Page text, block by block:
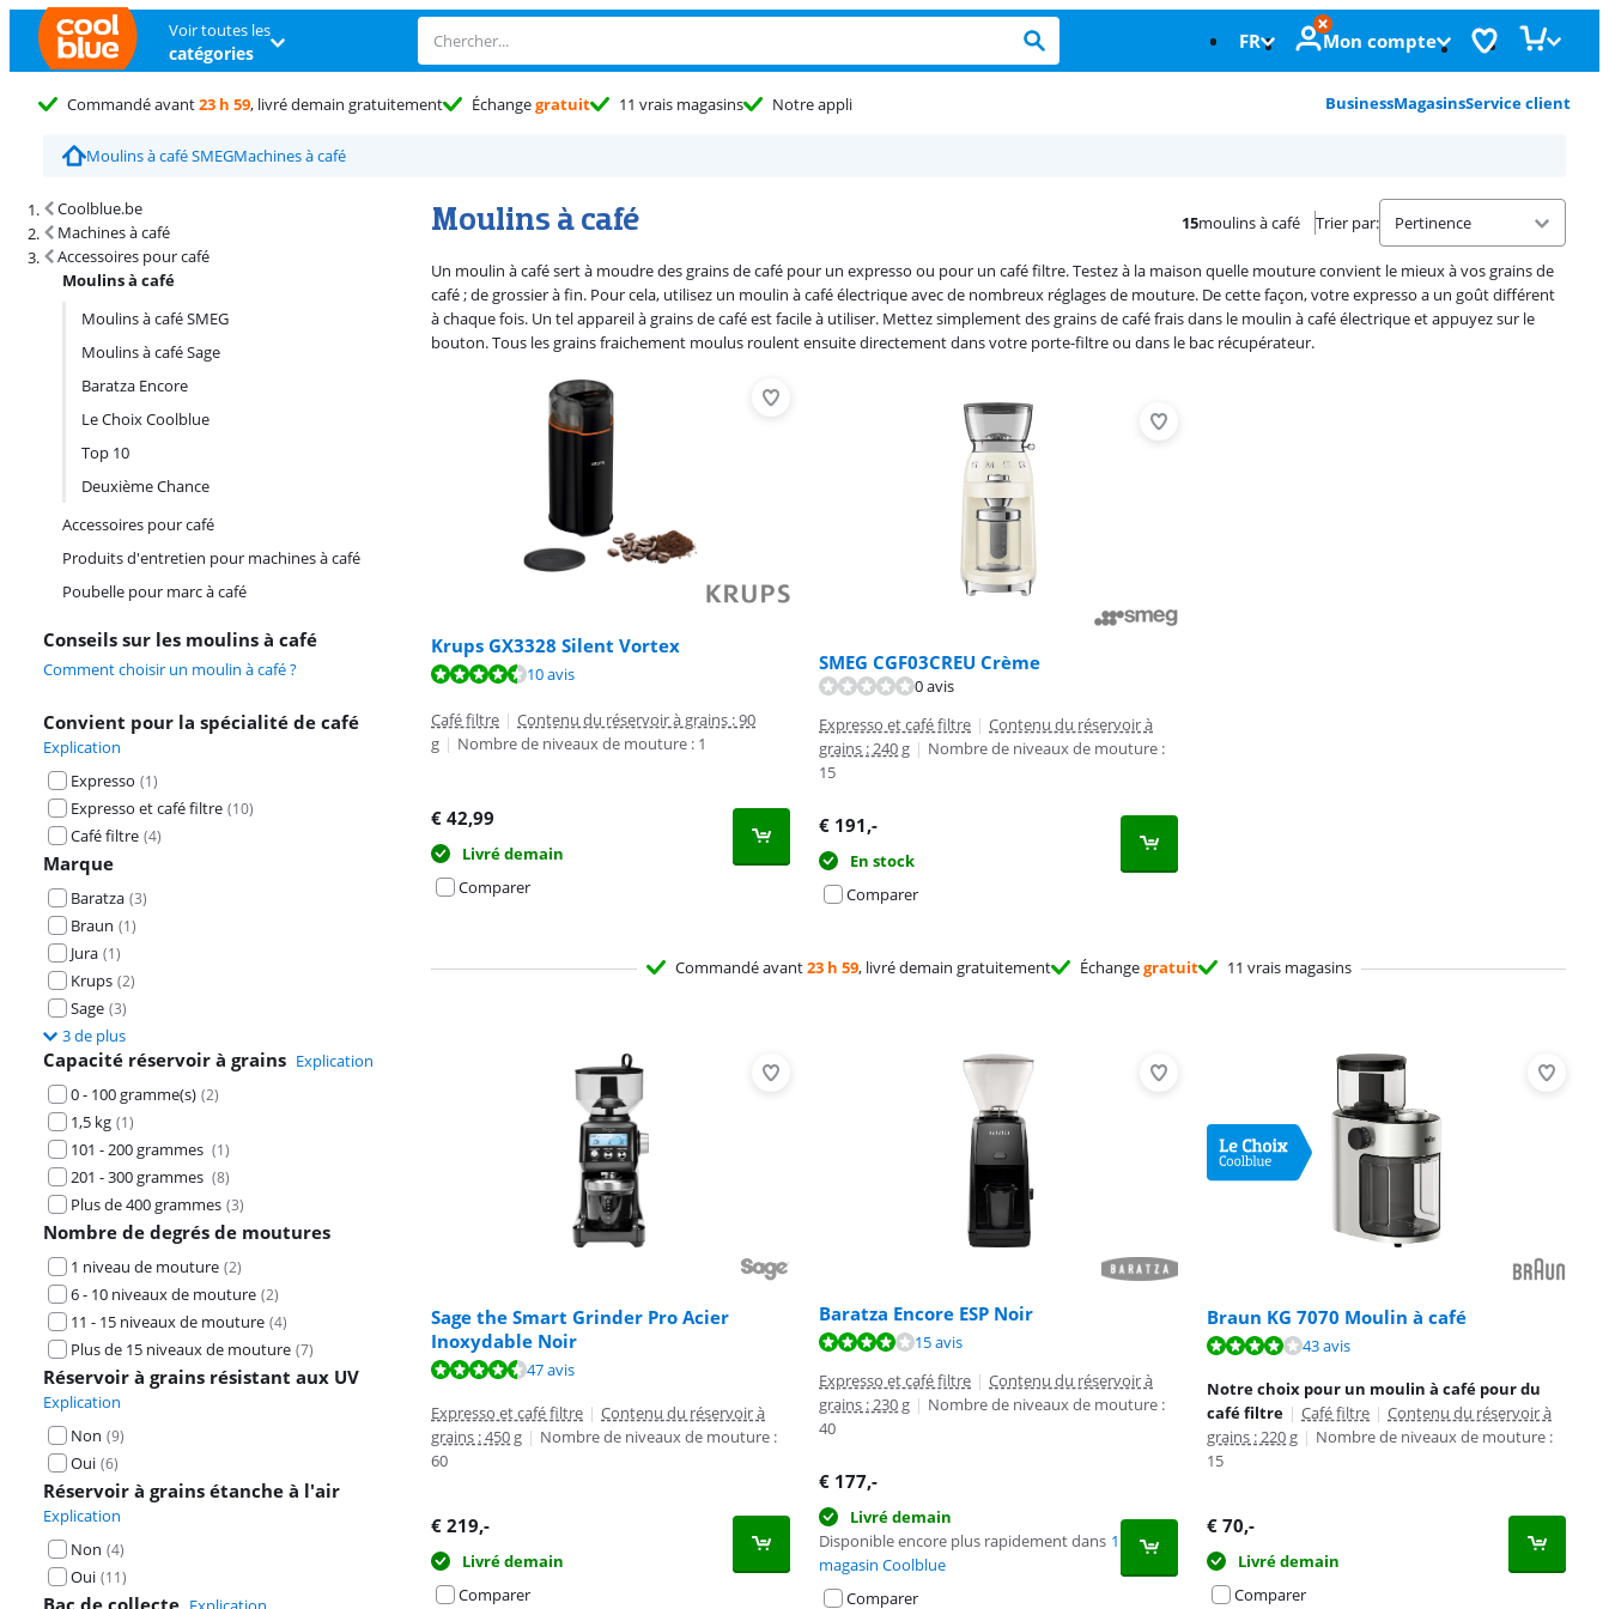
Voir toutes les
catégories FR Mon compte
Commandé avant23 h 59, livré demain gratuitement Échangegratuit 11 vrais magasins Notre appli BusinessMagasinsService client
Moulins à café SMEGMachines à café
Coolblue.be
Machines à café
Accessoires pour café
Moulins à café
Moulins à café SMEG
Moulins à café Sage
Baratza Encore
Le Choix Coolblue
Top 10
Deuxième Chance
Accessoires pour café
Produits d'entretien pour machines à café
Poubelle pour marc à café
Conseils sur les moulins à café
Comment choisir un moulin à café ?
Convient pour la spécialité de café
Explication
Expresso (1)
Expresso et café filtre (10)
Café filtre (4)
Marque
Baratza (3)
Braun (1)
Jura (1)
Krups (2)
Sage (3)
3 de plus
Capacité réservoir à grains Explication
0 - 100 gramme(s) (2)
1,5 kg (1)
101 - 200 grammes (1)
201 - 300 grammes (8)
Plus de 400 grammes (3)
Nombre de degrés de moutures
1 niveau de mouture (2)
6 - 10 niveaux de mouture (2)
11 - 15 niveaux de mouture (4)
Plus de 15 niveaux de mouture (7)
Réservoir à grains résistant aux UV
Explication
Non (9)
Oui (6)
Réservoir à grains étanche à l'air
Explication
Non (4)
Oui (11)
Bac de collecte
Moulins à café
Résultats de recherche et tri
15moulins à café Trier par:
Un moulin à café sert à moudre des grains de café pour un expresso ou pour un café filtre. Testez à la maison quelle mouture convient le mieux à vos grains de
café ; de grossier à fin. Pour cela, utilisez un moulin à café électrique avec de nombreux réglages de mouture. De cette façon, votre expresso a un goût différent
à chaque fois. Un tel appareil à grains de café est facile à utiliser. Mettez simplement des grains de café frais dans le moulin à café électrique et appuyez sur le
bouton. Tous les grains fraichement moulus roulent ensuite directement dans votre porte-filtre ou dans le bac récupérateur.
Krups GX3328 Silent Vortex
La note est de 9,2 sur 10, basée sur 10 avis.
10 avis
Café filtre | Contenu du réservoir à grains : 90
g | Nombre de niveaux de mouture : 1
€ 42,99
Livré demain
Comparer
SMEG CGF03CREU Crème
0 avis
Expresso et café filtre | Contenu du réservoir à
grains : 240 g | Nombre de niveaux de mouture :
15
€ 191,-
En stock
Comparer
Commandé avant23 h 59, livré demain gratuitement Échangegratuit 11 vrais magasins
Sage the Smart Grinder Pro Acier
Inoxydable Noir
La note est de 9,0 sur 10, basée sur 47 avis.
47 avis
Expresso et café filtre | Contenu du réservoir à
grains : 450 g | Nombre de niveaux de mouture :
60
€ 219,-
Livré demain
Comparer
Baratza Encore ESP Noir
La note est de 8,2 sur 10, basée sur 15 avis.
15 avis
Expresso et café filtre | Contenu du réservoir à
grains : 230 g | Nombre de niveaux de mouture :
40
€ 177,-
Livré demain
Disponible encore plus rapidement dans 1
magasin Coolblue
Comparer
Braun KG 7070 Moulin à café
La note est de 7,7 sur 10, basée sur 43 avis.
43 avis
Notre choix pour un moulin à café pour du
café filtre | Café filtre | Contenu du réservoir à
grains : 220 g | Nombre de niveaux de mouture :
15
€ 70,-
Livré demain
Comparer